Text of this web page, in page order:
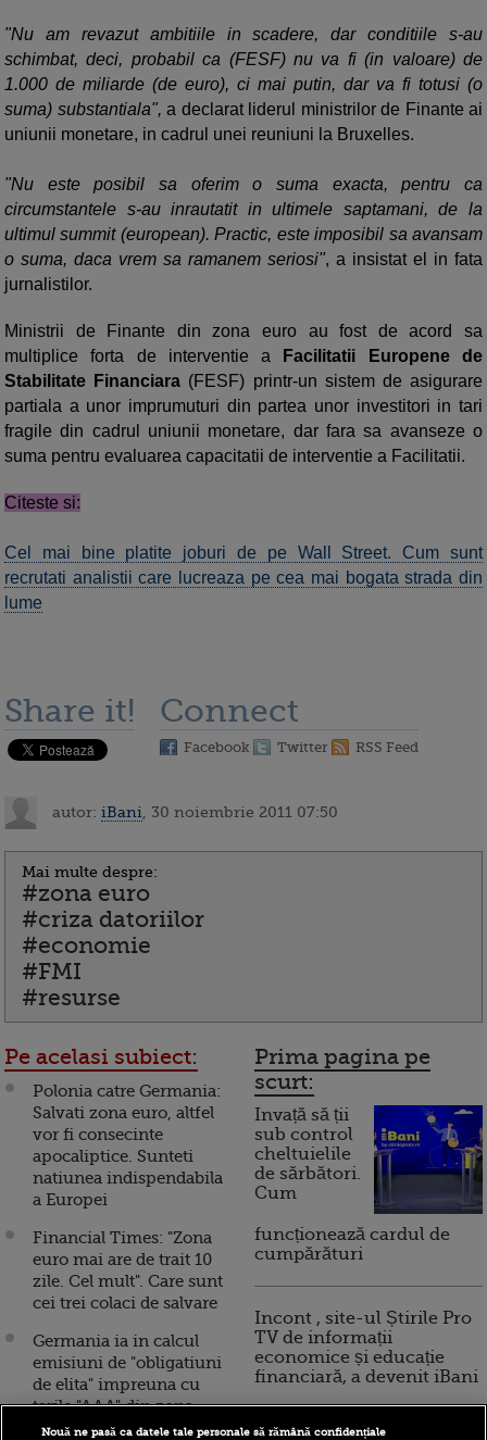
"Nu am revazut ambitiile in scadere, dar conditiile s-au
schimbat, deci, probabil ca (FESF) nu va fi (in valoare) de
1.000 de miliarde (de euro), ci mai putin, dar va fi totusi (o
suma) substantiala", a declarat liderul ministrilor de Finante ai
uniunii monetare, in cadrul unei reuniuni la Bruxelles.
"Nu este posibil sa oferim o suma exacta, pentru ca
circumstantele s-au inrautatit in ultimele saptamani, de la
ultimul summit (european). Practic, este imposibil sa avansam
o suma, daca vrem sa ramanem seriosi", a insistat el in fata
jurnalistilor.
Ministrii de Finante din zona euro au fost de acord sa
multiplice forta de interventie a
Facilitatii Europene de
Stabilitate Financiara (FESF) printr-un sistem de asigurare
partiala a unor imprumuturi din partea unor investitori in tari
fragile din cadrul uniunii monetare, dar fara sa avanseze o
suma pentru evaluarea capacitatii de interventie a Facilitatii.
Citeste si:
Cel mai bine platite joburi de pe Wall Street. Cum sunt
recrutati analistii care lucreaza pe cea mai bogata strada din
lume
Share it! Connect
Facebook Twitter RSS Feed
autor: iBani , 30 noiembrie 2011 07:50
Mai multe despre:
#zona euro
#criza datoriilor
#economie
#FMI
#resurse
Pe acelasi subiect:
Polonia catre Germania:
Salvati zona euro, altfel
vor fi consecinte
apocaliptice. Sunteti
natiunea indispendabila
a Europei
Financial Times: "Zona
euro mai are de trait 10
zile. Cel mult". Care sunt
cei trei colaci de salvare
Germania ia in calcul
emisiuni de "obligatiuni
de elita" impreuna cu
tarile "AAA" din zona
euro
Prima pagina pe
scurt:
Invață să ții
sub control
cheltuielile
de sărbători.
Cum
funcționează cardul de
cumpărături
Incont , site-ul Știrile Pro
TV de informații
economice și educație
financiară, a devenit iBani
Nouă ne pasă ca datele tale personale să rămână confidențiale